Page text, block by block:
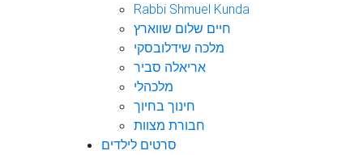
Rabbi Shmuel Kunda
חיים שלום שווארץ
מלכה שידלובסקי
אריאלה סביר
מלכהלי
חינוך בחיוך
חבורת מצוות
סרטים לילדים